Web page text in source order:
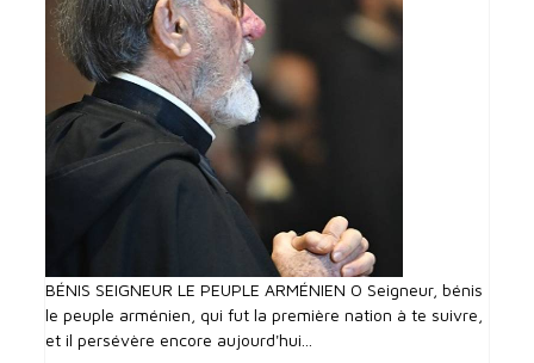
BÉNIS SEIGNEUR LE PEUPLE ARMÉNIEN O Seigneur, bénis
le peuple arménien, qui fut la première nation à te suivre,
et il persévère encore aujourd'hui...